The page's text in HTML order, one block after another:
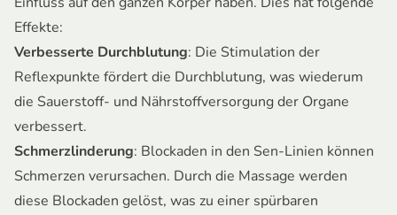
Effekte:
Verbesserte Durchblutung: Die Stimulation der
Reflexpunkte fördert die Durchblutung, was wiederum
die Sauerstoff- und Nährstoffversorgung der Organe
verbessert.
Schmerzlinderung: Blockaden in den Sen-Linien können
Schmerzen verursachen. Durch die Massage werden
diese Blockaden gelöst, was zu einer spürbaren